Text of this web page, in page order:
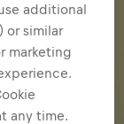
additional
or similar
marketing
any time.